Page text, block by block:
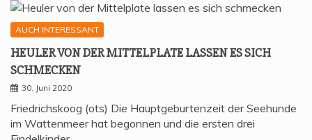
AUCH INTERESSANT
HEU­LER VON DER MIT­TEL­P­LA­TE LAS­SEN ES SICH
SCHMECKEN
30. Juni 2020
Friedrichskoog (ots) Die Hauptgeburtenzeit der Seehunde
im Wattenmeer hat begonnen und die ersten drei